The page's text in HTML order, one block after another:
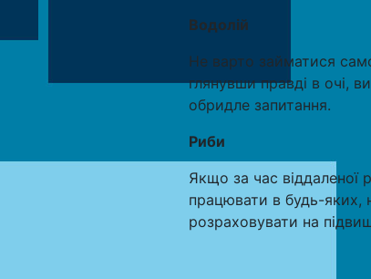
Водолій
Не варто займатися
глянувши правді в очі,
обридле запитання.
Риби
Якщо за час віддаленої
працювати в будь-яких,
розраховувати на